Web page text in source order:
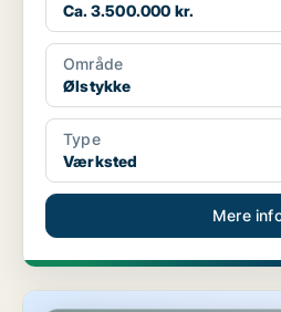
Ca. 3.500.000 kr.
Område
Ølstykke
Type
Værksted
Mere
Butik i Gentofte